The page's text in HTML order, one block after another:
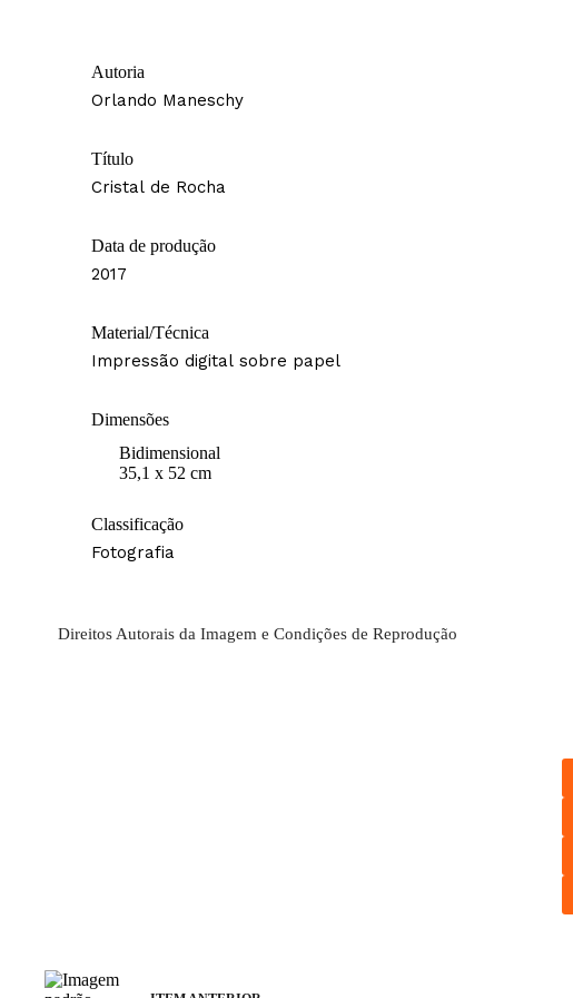
Autoria
Orlando Maneschy
Título
Cristal de Rocha
Data de produção
2017
Material/Técnica
Impressão digital sobre papel
Dimensões
Bidimensional
35,1 x 52 cm
Classificação
Fotografia
Direitos Autorais da Imagem e Condições de Reprodução